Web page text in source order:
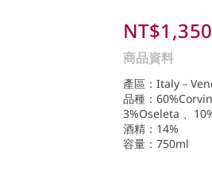
NT$1,350
商品資料
產區：Italy－
品種：
3%Oseleta 、
酒精：14%
容量：750ml